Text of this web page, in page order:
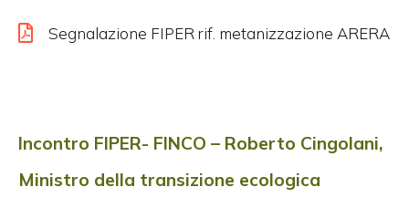
Segnalazione FIPER rif. metanizzazione ARERA
Incontro FIPER- FINCO – Roberto Cingolani,
Ministro della transizione ecologica